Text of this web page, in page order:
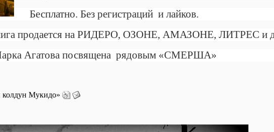
Бесплатно. Без регистраций и лайков.
продается на РИДЕРО, ОЗОНЕ, АМАЗОНЕ, ЛИТРЕС и
Агатова посвящена рядовым «СМЕРША»
Мукидо»